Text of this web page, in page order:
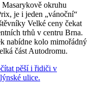
okruhu
je i jeden „vánoční“
Velké ceny čekat
trhů v centru Brna.
nabídne kolo mimořádný
část Autodromu.